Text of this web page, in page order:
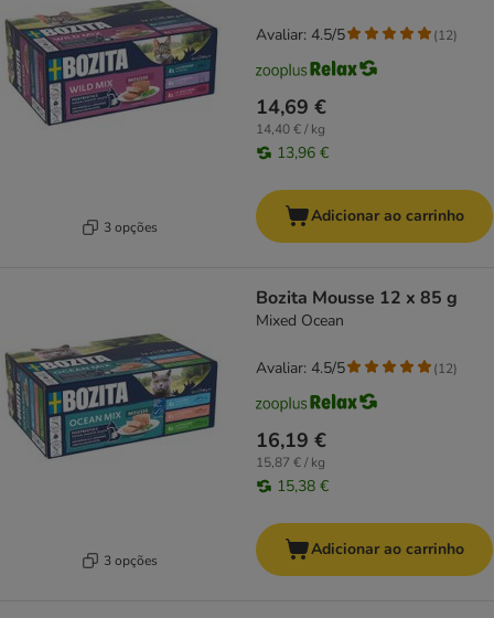
3 opções
14,69 €
14,40 € / kg
13,96 €
Avaliar: 4.5/5 (12)
Adicionar ao carrinho
3 opções
Bozita Mousse 12 x 85 g
Mixed Ocean
16,19 €
15,87 € / kg
15,38 €
Avaliar: 4.5/5 (12)
Adicionar ao carrinho